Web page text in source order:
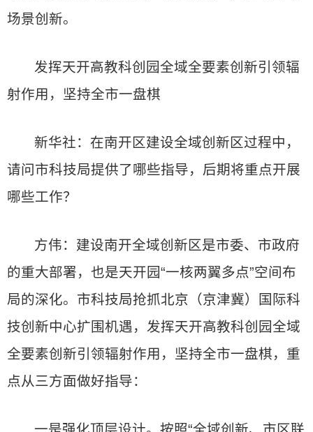
场景创新。
发挥天开高教科创园全域全要素创新引领辐
射作用，坚持全市一盘棋
新华社：在南开区建设全域创新区过程中，
请问市科技局提供了哪些指导，后期将重点开展
哪些工作？
方伟：建设南开全域创新区是市委、市政府
的重大部署，也是天开园“一核两翼多点”空间布
局的深化。市科技局抢抓北京（京津冀）国际科
技创新中心扩围机遇，发挥天开高教科创园全域
全要素创新引领辐射作用，坚持全市一盘棋，重
点从三方面做好指导：